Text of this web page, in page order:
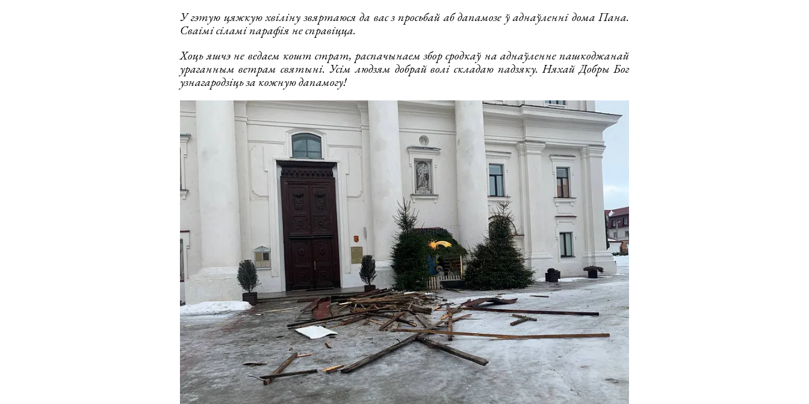
У гэтую цяжкую хвіліну звяртаюся да вас з просьбай аб дапамозе ў аднаўленні дома Пана.
Сваімі сіламі парафія не справіцца.
Хоць яшчэ не ведаем кошт страт, распачынаем збор сродкаў на аднаўленне пашкоджанай
ураганным ветрам святыні. Усім людзям добрай волі складаю падзяку. Няхай Добры Бог
узнагародзіць за кожную дапамогу!